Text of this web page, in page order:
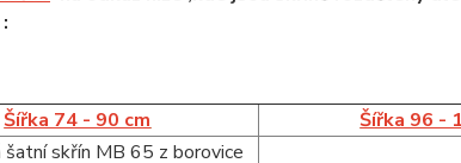
:
Šířka 74 - 90 cm Šířka 96 -